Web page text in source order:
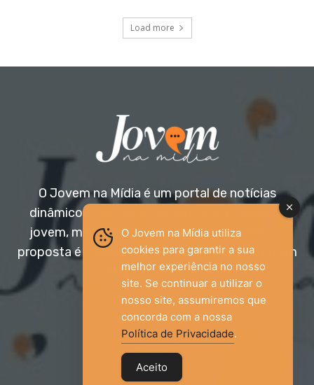
Load more
O Jovem na Mídia é um portal de notícias
dinâmico e acessível, voltado para o público
jovem, mas aberto a todas as idades. Nossa
proposta é trazer informação relevante com um
olhar diferenciado.
Entre em contato:
jovemnamidia2017@gmail.com
O Jovem na Mídia utiliza
cookies para garantir a sua
melhor experiência no nosso
site. Se continuar a utilizar o
nosso site, assumiremos que
concorda com a nossa
Política de Privacidade.
Aceito